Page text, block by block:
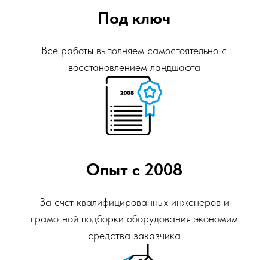
Под ключ
Все работы выполняем самостоятельно с
восстановлением ландшафта
Опыт с 2008
За счет квалифицированных инженеров и
грамотной подборки оборудования экономим
средства заказчика